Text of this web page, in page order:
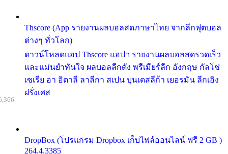
Thscore (App รายงานผลบอลสดภาษาไทย จากลีกฟุตบอล
ต่างๆ ทั่วโลก)
ดาวน์โหลดแอป Thscore แอปฯ รายงานผลบอลสดรวดเร็ว
และแม่นยำทันใจ ผลบอลลีกดัง พรีเมียร์ลีก อังกฤษ กัลโช่
เซเรีย อา อิตาลี ลาลีกา สเปน บุนเดสลีก้า เยอรมัน ลีกเอิง
ฝรั่งเศส
DropBox (โปรแกรม Dropbox เก็บไฟล์ออนไลน์ ฟรี 2 GB )
264.4.3385